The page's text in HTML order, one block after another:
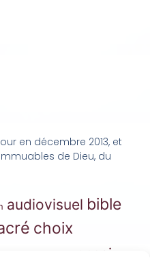
en décembre 2013, et
de Dieu, du
audiovisuel bible
choix
essai